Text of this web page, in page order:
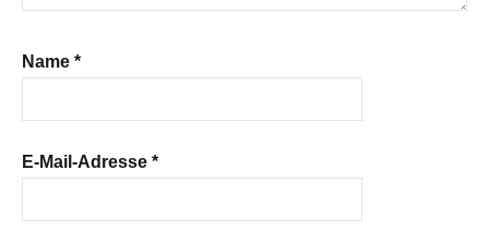
Name *
E-Mail-Adresse *